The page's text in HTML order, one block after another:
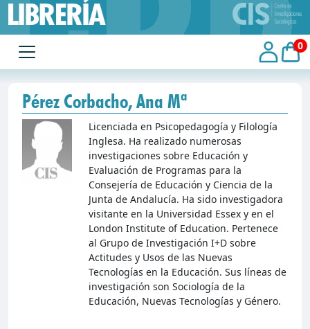
0
Pérez Corbacho, Ana Mª
Licenciada en Psicopedagogía y Filología
Inglesa. Ha realizado numerosas
investigaciones sobre Educación y
Evaluación de Programas para la
Consejería de Educación y Ciencia de la
Junta de Andalucía. Ha sido investigadora
visitante en la Universidad Essex y en el
London Institute of Education. Pertenece
al Grupo de Investigación I+D sobre
Actitudes y Usos de las Nuevas
Tecnologías en la Educación. Sus líneas de
investigación son Sociología de la
Educación, Nuevas Tecnologías y Género.